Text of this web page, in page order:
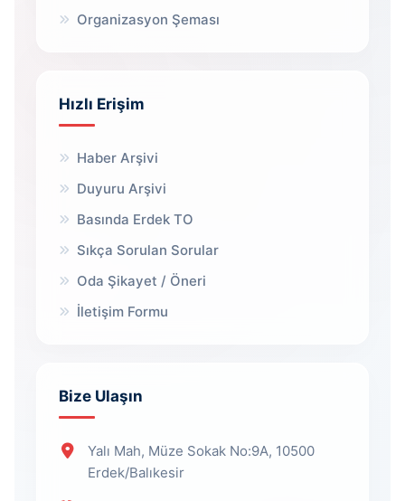
Organizasyon Şeması
Hızlı Erişim
Haber Arşivi
Duyuru Arşivi
Basında Erdek TO
Sıkça Sorulan Sorular
Oda Şikayet / Öneri
İletişim Formu
Bize Ulaşın
Yalı Mah, Müze Sokak No:9A, 10500
Erdek/Balıkesir